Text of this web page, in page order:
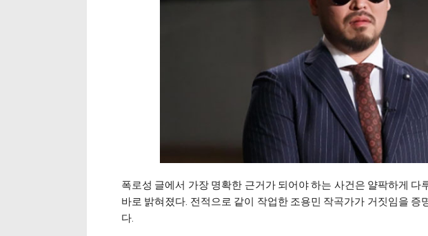
폭로성 글에서 가장 명확한 근거가 되어야 하는 사건은 얄팍하게 다
바로 밝혀졌다. 전적으로 같이 작업한 조용민 작곡가가 거짓임을 증
다.